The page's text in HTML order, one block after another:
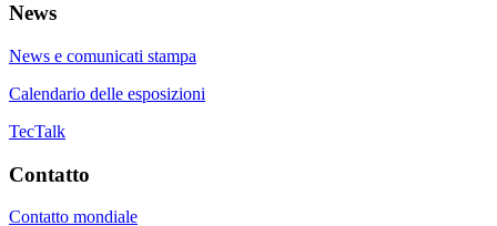
News
News e comunicati stampa
Calendario delle esposizioni
TecTalk
Contatto
Contatto mondiale